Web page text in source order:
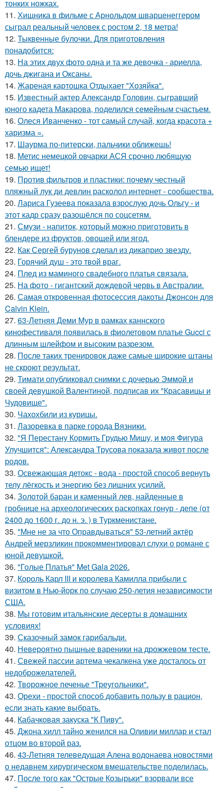
тонких ножках.
11. Хищника в фильме с Арнольдом шварценеггером
сыграл реальный человек с ростом 2, 18 метра!
12. Тыквенные булочки. Для приготовления
понадобится:
13. На этих двух фото одна и та же девочка - ариелла,
дочь джигана и Оксаны.
14. Жареная картошка Отдыхает "Хозяйка".
15. Известный актер Александр Головин, сыгравший
юного кадета Макарова, поделился семейным счастьем.
16. Олеся Иванченко - тот самый случай, когда красота +
харизма =.
17. Шаурма по-питерски, пальчики оближешь!
18. Метис немецкой овчарки АСЯ срочно любящую
семью ищет!
19. Против фильтров и пластики: почему честный
пляжный лук ди девлин расколол интернет - сообщества.
20. Лариса Гузеева показала взрослую дочь Ольгу - и
этот кадр сразу разошёлся по соцсетям.
21. Смузи - напиток, который можно приготовить в
блендере из фруктов, овощей или ягод.
22. Как Сергей бурунов сделал из дикаприо звезду.
23. Горячий душ - это твой враг.
24. Плед из маминого свадебного платья связала.
25. На фото - гигантский дождевой червь в Австралии.
26. Самая откровенная фотосессия дакоты Джонсон для
Calvin Klein.
27. 63-Летняя Деми Мур в рамках каннского
кинофестиваля появилась в фиолетовом платье Gucci с
длинным шлейфом и высоким разрезом.
28. После таких тренировок даже самые широкие штаны
не скроют результат.
29. Тимати опубликовал снимки с дочерью Эммой и
своей девушкой Валентиной, подписав их "Красавицы и
Чудовище".
30. Чахохбили из курицы.
31. Лазоревка в парке города Вязники.
32. "Я Перестану Кормить Грудью Мишу, и моя Фигура
Улучшится": Александра Трусова показала живот после
родов.
33. Освежающая детокс - вода - простой способ вернуть
телу лёгкость и энергию без лишних усилий.
34. Золотой баран и каменный лев, найденные в
гробнице на археологических раскопках гонур - депе (от
2400 до 1600 г. до н. э. ) в Туркменистане.
35. "Мне не за что Оправдываться" 53-летний актёр
Андрей мерзликин прокомментировал слухи о романе с
юной девушкой.
36. "Голые Платья" Met Gala 2026.
37. Король Карл III и королева Камилла прибыли с
визитом в Нью-йорк по случаю 250-летия независимости
США.
38. Мы готовим итальянские десерты в домашних
условиях!
39. Сказочный замок гарибальди.
40. Невероятно пышные вареники на дрожжевом тесте.
41. Свежей пассии артема чекалкена уже досталось от
недоброжелателей.
42. Творожное печенье "Треугольники".
43. Орехи - простой способ добавить пользу в рацион,
если знать какие выбрать.
44. Кабачковая закуска "К Пиву".
45. Джона хилл тайно женился на Оливии миллар и стал
отцом во второй раз.
46. 43-Летняя телеведущая Алена водонаева новостями
о недавнем хирургическом вмешательстве поделилась.
47. После того как "Острые Козырьки" взорвали все